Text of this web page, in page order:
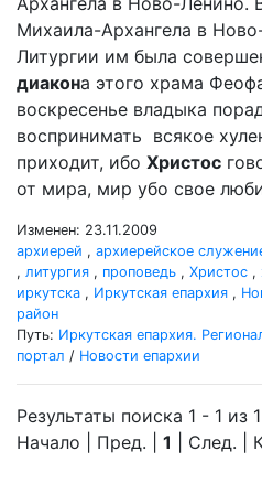
Михаила-Архангела в
Литургии им была
диакона этого храма
воскресенье владыка
воспринимать всякое
приходит, ибо Христос
от мира, мир убо свое
Изменен: 23.11.2009
архиерей , архиерейское
, литургия , проповедь , Христос ,
иркутска , Иркутская епархия ,
район
Путь: Иркутская епархия.
портал / Новости епархии
Результаты поиска 1 - 1 из 1
Начало | Пред. | 1 | След. |